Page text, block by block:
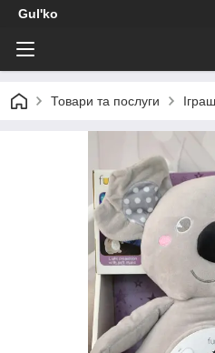
Gul'ko
Товари та послуги